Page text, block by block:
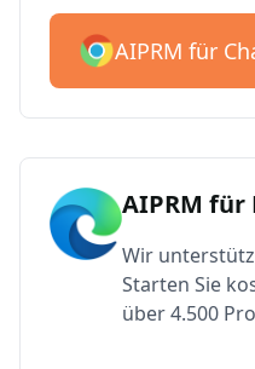
AIPRM für
AIPRM für
Wir
Starten Sie
über 4.500